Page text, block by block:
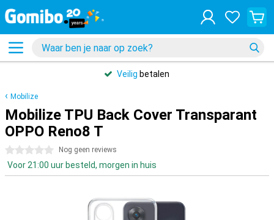
Veilig betalen
Mobilize
Mobilize TPU Back Cover Transparant
OPPO Reno8 T
0 sterren Nog geen reviews
Voor 21:00 uur besteld, morgen in huis